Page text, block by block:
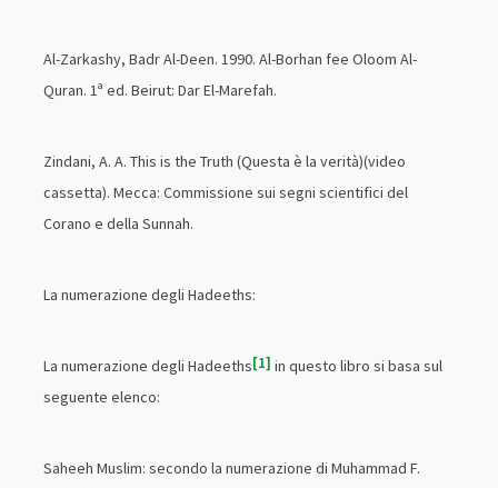
Al-Zarkashy, Badr Al-Deen. 1990. Al-Borhan fee Oloom Al-
Quran. 1ª ed. Beirut: Dar El-Marefah.
Zindani, A. A. This is the Truth (Questa è la verità)(video
cassetta). Mecca: Commissione sui segni scientifici del
Corano e della Sunnah.
La numerazione degli Hadeeths:
La numerazione degli Hadeeths 1 in questo libro si basa sul
seguente elenco:
Saheeh Muslim: secondo la numerazione di Muhammad F.